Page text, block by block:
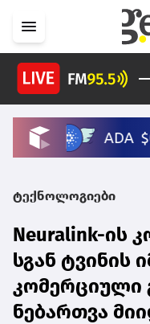
ტექნოლოგიები
Neuralink-ის
სგან ტვინის
კომერციული
ნებართვა